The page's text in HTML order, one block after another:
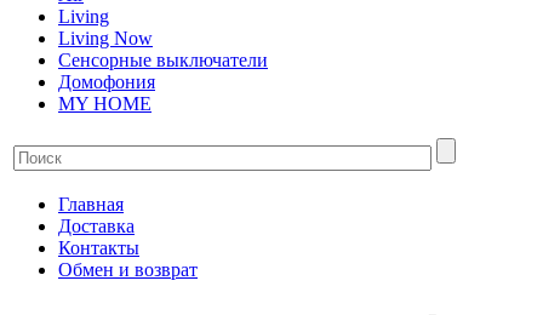
Living
Living Now
Сенсорные выключатели
Домофония
MY HOME
Главная
Доставка
Контакты
Обмен и возврат